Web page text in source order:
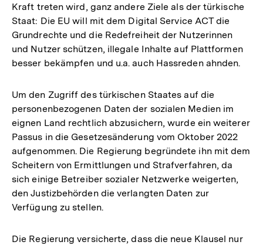
Kraft treten wird, ganz andere Ziele als der türkische
Staat: Die EU will mit dem Digital Service ACT die
Grundrechte und die Redefreiheit der Nutzerinnen
und Nutzer schützen, illegale Inhalte auf Plattformen
besser bekämpfen und u.a. auch Hassreden ahnden.
Um den Zugriff des türkischen Staates auf die
personenbezogenen Daten der sozialen Medien im
eignen Land rechtlich abzusichern, wurde ein weiterer
Passus in die Gesetzesänderung vom Oktober 2022
aufgenommen. Die Regierung begründete ihn mit dem
Scheitern von Ermittlungen und Strafverfahren, da
sich einige Betreiber sozialer Netzwerke weigerten,
den Justizbehörden die verlangten Daten zur
Verfügung zu stellen.
Die Regierung versicherte, dass die neue Klausel nur